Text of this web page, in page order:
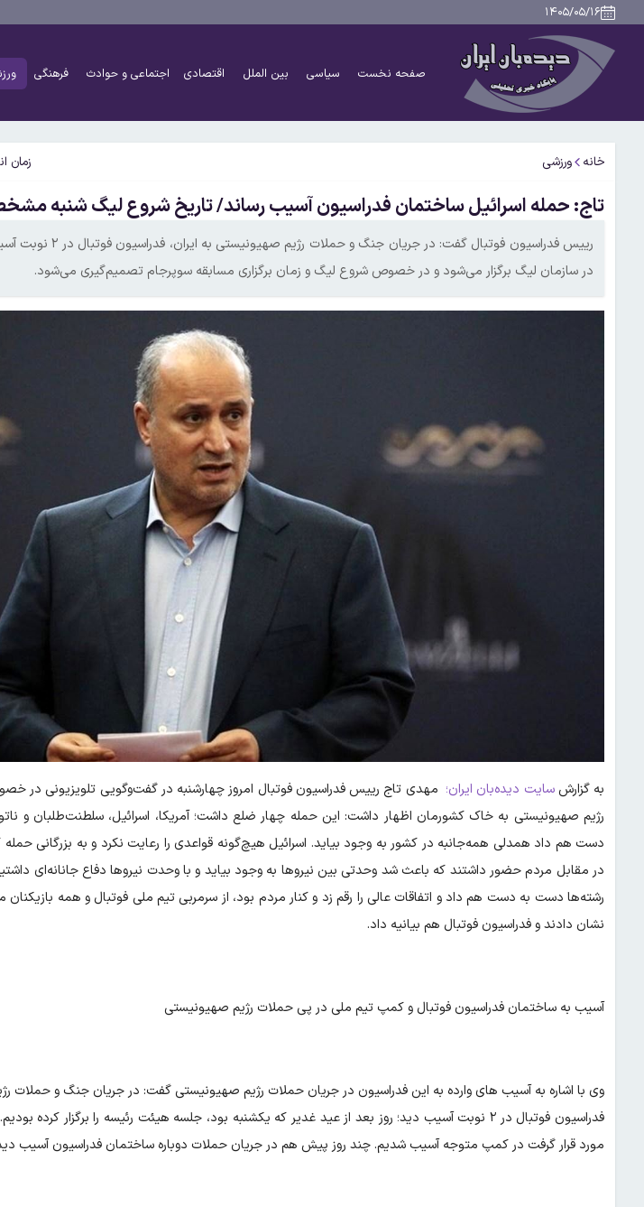
۱۴۰۵/۰۵/۱۶
صفحه نخست سیاسی بین الملل اقتصادی اجتماعی و حوادث فرهنگی
خانه ورزشی زمان
تاج: حمله اسرائیل ساختمان فدراسیون آسیب رساند/ تاریخ شروع لیگ شنبه
رییس فدراسیون فوتبال گفت: در جریان
در سازمان لیگ برگزار می‌شود و در خصوص شروع لیگ و زمان برگزاری مسابقه سوپرجام تصمیم‌گیری می‌شود.
به گزارشسایت دیده‌بان ایران؛ مهدی تاج رییس فدراسیون فوتبال امروز چهارشنبه در گفت‌وگویی تلویزیونی در
رژیم صهیونیستی به خاک کشورمان اظهار داشت: این حمله چهار ضلع داشت؛ آمریکا، اسرائیل، سلطنت‌طلبان و
دست هم داد همدلی همه‌جانبه در کشور به وجود بیاید. اسرائیل هیچ‌گونه قواعدی را رعایت نکرد و به بزرگانی حمله
در مقابل مردم حضور داشتند که باعث شد وحدتی بین نیروها به وجود بیاید و با وحدت نیروها دفاع جانانه‌ای
رشته‌ها دست به دست هم داد و اتفاقات عالی را رقم زد و کنار مردم بود، از سرمربی تیم ملی فوتبال و همه
نشان دادند و فدراسیون فوتبال هم بیانیه داد.
آسیب به ساختمان فدراسیون فوتبال و کمپ تیم ملی در پی حملات رژیم صهیونیستی
وی با اشاره به آسیب های وارده به این فدراسیون در جریان حملات رژیم صهیونیستی گفت: در جریان جنگ و حملات
فدراسیون فوتبال در ۲ نوبت آسیب دید؛ روز بعد از عید غدیر که یکشنبه بود، جلسه هیئت رئیسه را برگزار
مورد قرار گرفت در کمپ متوجه آسیب شدیم. چند روز پیش هم در جریان حملات دوباره ساختمان فدراسیون آسیب